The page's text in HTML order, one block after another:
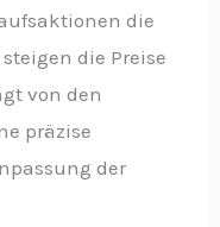
die
die Preise
von den
präzise
der